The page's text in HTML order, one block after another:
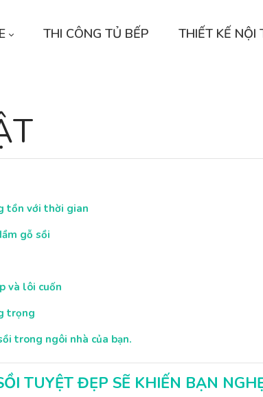
THI CÔNG TỦ BẾP THIẾT KẾ NỘI
tồn với thời gian
gỗ sồi
và lôi cuốn
trọng
trong ngôi nhà của bạn.
TUYỆT ĐẸP SẼ KHIẾN BẠN